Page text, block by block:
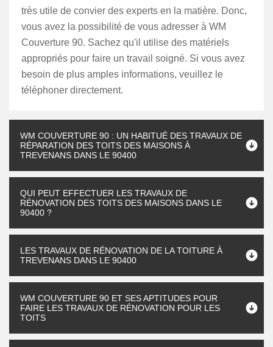
très utile de convier des experts en la matière. Donc,
vous avez la possibilité de vous adresser à WM
Couverture 90. Sachez qu'il utilise des matériels
appropriés pour faire un travail soigné. Si vous avez
besoin de plus amples informations, veuillez le
téléphoner directement.
WM COUVERTURE 90 : UN HABITUÉ DES TRAVAUX DE
RÉPARATION DES TOITS DES MAISONS À
TREVENANS DANS LE 90400
QUI PEUT EFFECTUER LES TRAVAUX DE
RÉNOVATION DES TOITS DES MAISONS DANS LE
90400 ?
LES TRAVAUX DE RÉNOVATION DE LA TOITURE À
TREVENANS DANS LE 90400
WM COUVERTURE 90 ET SES APTITUDES POUR
FAIRE LES TRAVAUX DE RÉNOVATION POUR LES
TOITS